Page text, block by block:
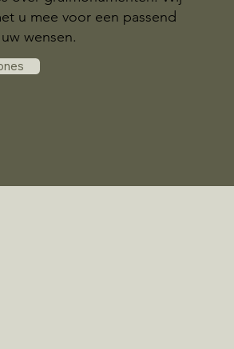
u mee voor een passend
wensen.